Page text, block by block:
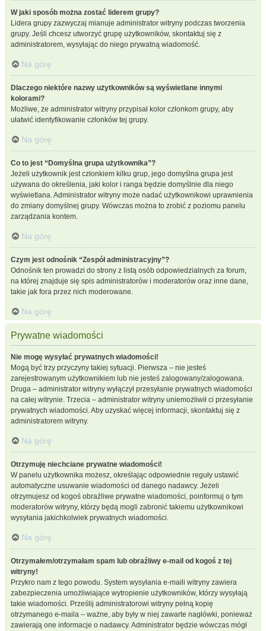
W jaki sposób można zostać liderem grupy?
Lidera grupy zazwyczaj mianuje administrator witryny podczas tworzenia
grupy. Jeśli chcesz utworzyć grupę użytkowników, skontaktuj się z
administratorem, wysyłając do niego prywatną wiadomość.
Na górę
Dlaczego niektóre nazwy użytkowników są wyświetlane innymi
kolorami?
Możliwe, że administrator witryny przypisał kolor członkom grupy, aby
ułatwić identyfikowanie członków tej grupy.
Na górę
Co to jest “Domyślna grupa użytkownika”?
Jeżeli użytkownik jest członkiem kilku grup, jego domyślna grupa jest
używana do określenia, jaki kolor i ranga będzie domyślnie dla niego
wyświetlana. Administrator witryny może nadać użytkownikowi uprawnienia
do zmiany domyślnej grupy. Wówczas można to zrobić z poziomu panelu
zarządzania kontem.
Na górę
Czym jest odnośnik “Zespół administracyjny”?
Odnośnik ten prowadzi do strony z listą osób odpowiedzialnych za forum,
na której znajduje się spis administratorów i moderatorów oraz inne dane,
takie jak fora przez nich moderowane.
Na górę
Prywatne wiadomości
Nie mogę wysyłać prywatnych wiadomości!
Mogą być trzy przyczyny takiej sytuacji. Pierwsza – nie jesteś
zarejestrowanym użytkownikiem lub nie jesteś zalogowany/zalogowana.
Druga – administrator witryny wyłączył przesyłanie prywatnych wiadomości
na całej witrynie. Trzecia – administrator witryny uniemożliwił ci przesyłanie
prywatnych wiadomości. Aby uzyskać więcej informacji, skontaktuj się z
administratorem witryny.
Na górę
Otrzymuję niechciane prywatne wiadomości!
W panelu użytkownika możesz, określając odpowiednie reguły ustawić
automatyczne usuwanie wiadomości od danego nadawcy. Jeżeli
otrzymujesz od kogoś obraźliwe prywatne wiadomości, poinformuj o tym
moderatorów witryny, którzy będą mogli zabronić takiemu użytkownikowi
wysyłania jakichkolwiek prywatnych wiadomości.
Na górę
Otrzymałem/otrzymałam spam lub obraźliwy e-mail od kogoś z tej
witryny!
Przykro nam z tego powodu. System wysyłania e-maili witryny zawiera
zabezpieczenia umożliwiające wytropienie użytkowników, którzy wysyłają
takie wiadomości. Prześlij administratorowi witryny pełną kopię
otrzymanego e-maila – ważne, aby były w niej zawarte nagłówki, ponieważ
zawierają one informacje o nadawcy. Administrator będzie wówczas mógł